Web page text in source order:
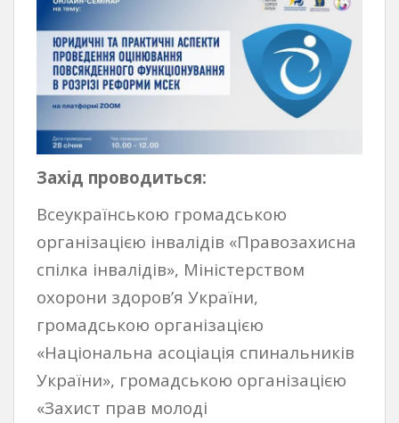
Захід проводиться:
Всеукраїнською громадською
організацією інвалідів «Правозахисна
спілка інвалідів», Міністерством
охорони здоров’я України,
громадською організацією
«Національна асоціація спинальників
України», громадською організацією
«Захист прав молоді